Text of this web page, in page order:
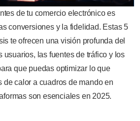
de tu comercio electrónico es
conversiones y la fidelidad. Estas 5
te ofrecen una visión profunda del
usuarios, las fuentes de tráfico y los
que puedas optimizar lo que
de calor a cuadros de mando en
son esenciales en 2025.